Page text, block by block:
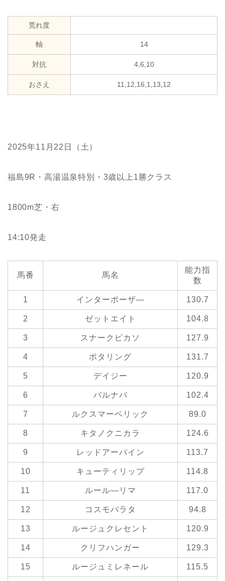
荒れ度
軸 14
対抗 4,6,10
おさえ 11,12,16,1,13,12
2025年11月22日（土）
福島9R・高湯温泉特別・3歳以上1勝クラス
1800m芝・右
14:10発走
馬番 馬名
能力指
数
1 インターポーザ― 130.7
2 ゼットエイト 104.8
3 スナークピカソ 127.9
4 ポタリング 131.7
5 デイジー 120.9
6 バルナバ 102.4
7 ルクスマーベリック 89.0
8 キタノクニカラ 124.6
9 レッドアーバイン 113.7
10 キューティリップ 114.8
11 ルール―リマ 117.0
12 コスモバラタ 94.8
13 ルージュクレセント 120.9
14 クリフハンガー 129.3
15 ルージュミレネール 115.5